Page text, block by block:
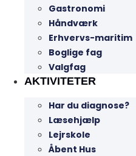
Gastronomi
Håndværk
Erhvervs-maritim
Boglige fag
Valgfag
AKTIVITETER
Har du diagnose?
Læsehjælp
Lejrskole
Åbent Hus